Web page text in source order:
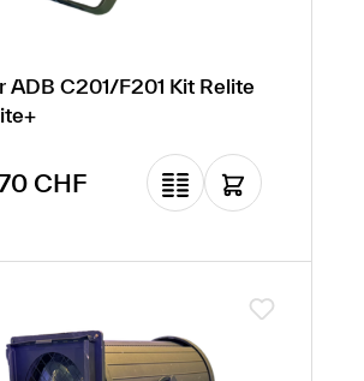
ADB C201/F201 Kit Relite
:
CHF